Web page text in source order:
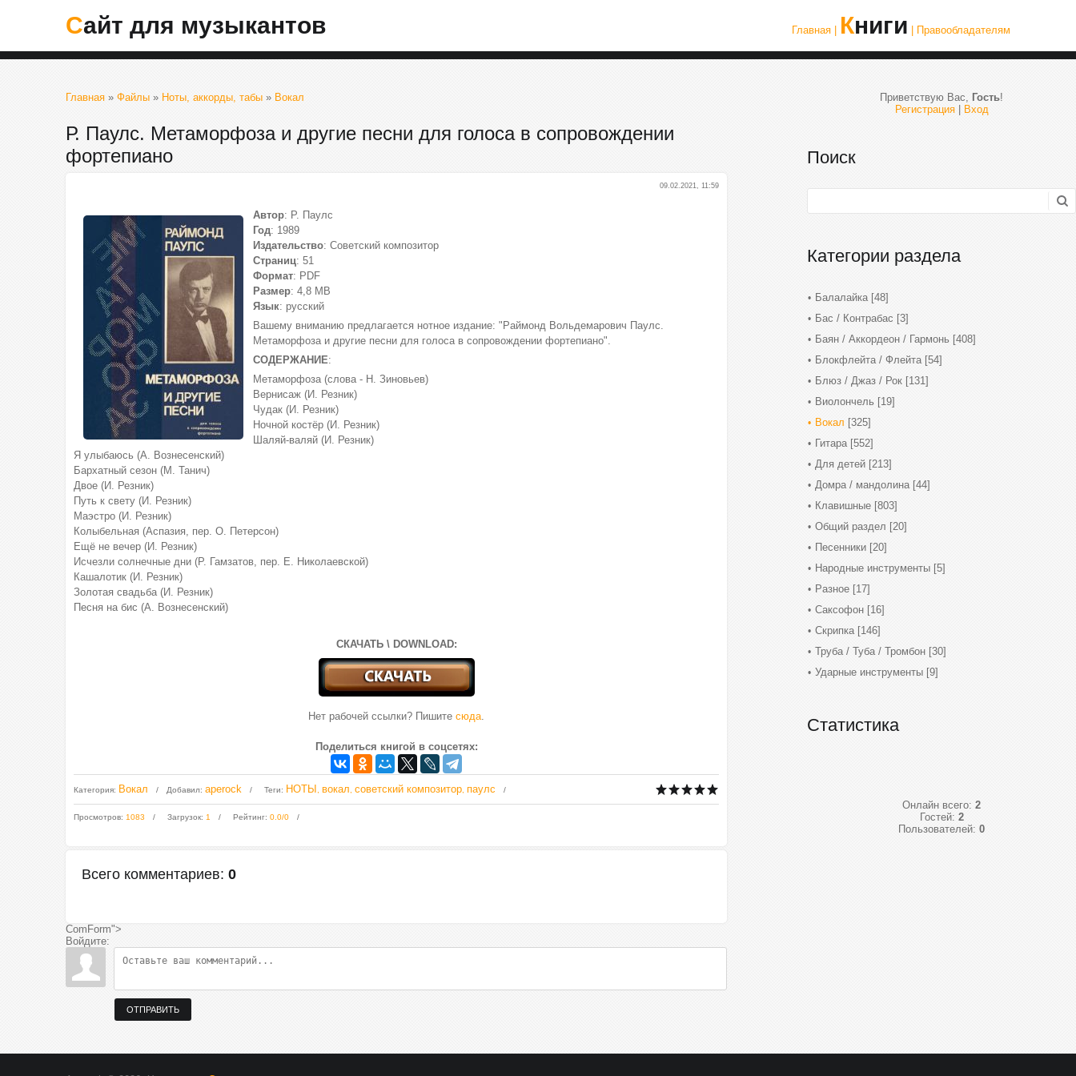
Сайт для музыкантов Главная | Книги | Правообладателям
Главная » Файлы » Ноты, аккорды, табы » Вокал
Р. Паулс. Метаморфоза и другие песни для голоса в сопровождении
фортепиано
09.02.2021, 11:59
Автор: Р. Паулс
Год: 1989
Издательство: Советский композитор
Страниц: 51
Формат: PDF
Размер: 4,8 МВ
Язык: русский
Вашему вниманию предлагается нотное издание: "Раймонд Вольдемарович Паулс.
Метаморфоза и другие песни для голоса в сопровождении фортепиано".
СОДЕРЖАНИЕ:
Метаморфоза (слова - Н. Зиновьев)
Вернисаж (И. Резник)
Чудак (И. Резник)
Ночной костёр (И. Резник)
Шаляй-валяй (И. Резник)
Я улыбаюсь (А. Вознесенский)
Бархатный сезон (М. Танич)
Двое (И. Резник)
Путь к свету (И. Резник)
Маэстро (И. Резник)
Колыбельная (Аспазия, пер. О. Петерсон)
Ещё не вечер (И. Резник)
Исчезли солнечные дни (Р. Гамзатов, пер. Е. Николаевской)
Кашалотик (И. Резник)
Золотая свадьба (И. Резник)
Песня на бис (А. Вознесенский)
СКАЧАТЬ \ DOWNLOAD:
Нет рабочей ссылки? Пишите сюда.
Поделиться книгой в соцсетях:
Категория: Вокал Добавил: aperock Теги: НОТЫ вокал советский композитор паулс
Просмотров: 1083 Загрузок: 1 Рейтинг: 0.0/0
Всего комментариев: 0
ComForm">
Войдите:
ОТПРАВИТЬ
Приветствую Вас, Гость!
Регистрация| Вход
Поиск
Категории раздела
Балалайка [48]
Бас / Контрабас [3]
Баян / Аккордеон / Гармонь [408]
Блокфлейта / Флейта [54]
Блюз / Джаз / Рок [131]
Виолончель [19]
Вокал [325]
Гитара [552]
Для детей [213]
Домра / мандолина [44]
Клавишные [803]
Общий раздел [20]
Песенники [20]
Народные инструменты [5]
Разное [17]
Саксофон [16]
Скрипка [146]
Труба / Туба / Тромбон [30]
Ударные инструменты [9]
Статистика
Онлайн всего: 2
Гостей: 2
Пользователей: 0